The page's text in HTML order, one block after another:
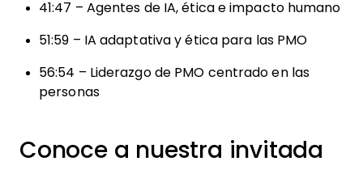
41:47 – Agentes de IA, ética e impacto humano
51:59 – IA adaptativa y ética para las PMO
56:54 – Liderazgo de PMO centrado en las
personas
Conoce a nuestra invitada